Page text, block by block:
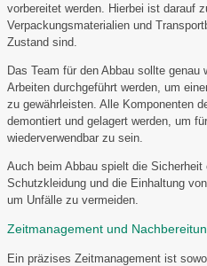
vorbereitet werden. Hierbei ist darauf
Verpackungsmaterialien und
Zustand sind.
Das Team für den Abbau sollte
Arbeiten durchgeführt werden, um
zu gewährleisten. Alle Komponenten
demontiert und gelagert werden, um
wiederverwendbar zu sein.
Auch beim Abbau spielt die
Schutzkleidung und die Einhaltung
um Unfälle zu vermeiden.
Zeitmanagement und
Ein präzises Zeitmanagement ist